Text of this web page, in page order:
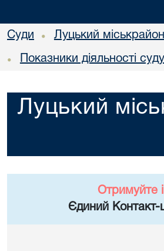
Суди • Луцький
• Показники діяльності
Луцький
Отримуйте
Єдиний Контакт-